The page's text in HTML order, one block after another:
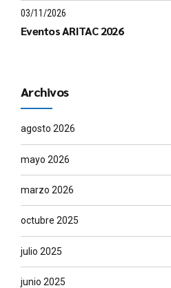
03/11/2026
Eventos ARITAC 2026
Archivos
agosto 2026
mayo 2026
marzo 2026
octubre 2025
julio 2025
junio 2025